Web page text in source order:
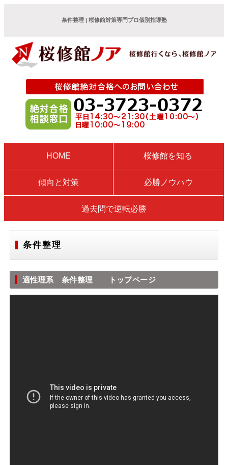
条件整理 | 桜修館対策専門プロ個別指導塾
HOME 桜修館を知る
傾向と対策 必勝ノウハウ
過去問で逆転必勝
条件整理
適性理系 条件整理 トップページ